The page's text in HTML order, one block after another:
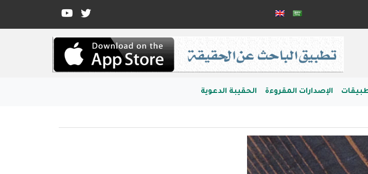
الإصدارات المقروءة الحقيبة الدعوية